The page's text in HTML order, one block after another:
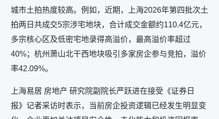
城市土拍热度较高。例如，近期，上海2026年第四批次土
拍两日共成交5宗涉宅地块，合计成交金额约110.4亿元，
多宗核心区及低密宅地录得高溢价，最高溢价率超过
40%；杭州萧山北干西地块吸引多家房企参与竞拍，溢价
率42.09%。
上海易居 房地产 研究院副院长严跃进在接受《证券日
报》记者采访时表示，当前房企投资逻辑已经发生明显变